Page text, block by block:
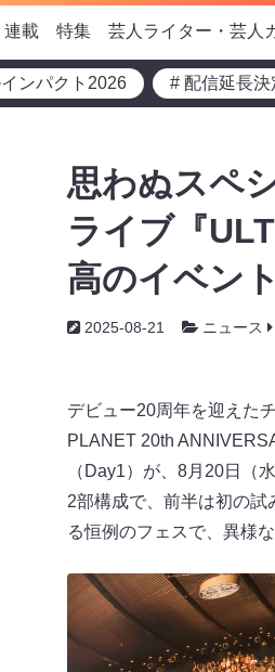
連載 特集 芸人ライター・芸人
ンパクト2026 # 配信延長決
思わぬスペ
ライブ『
高のイベン
2025-08-21 ニュース
デビュー20周年を迎えた
PLANET 20th
（Day1）が、8月20日（
2部構成で、前半は初の
る恒例のフェスで、異様